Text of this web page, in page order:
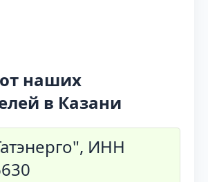
наших
в Казани
ИНН